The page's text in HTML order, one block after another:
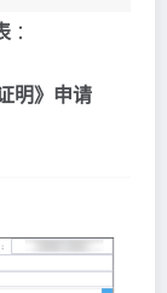
：
明》申请